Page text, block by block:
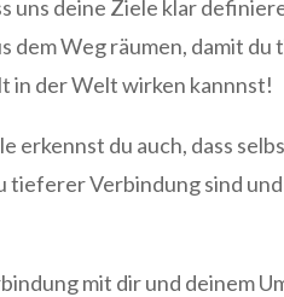
uns deine Ziele klar
dem Weg räumen, damit
in der Welt wirken kannnst!
erkennst du auch, dass
tieferer Verbindung sind
mit dir und deinem